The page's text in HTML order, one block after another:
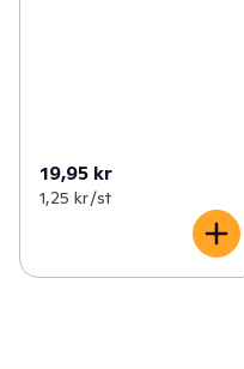
19,95 kr
1,25 kr /st